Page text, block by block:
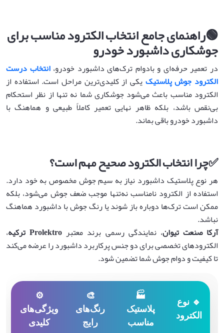
🟢راهنمای جامع انتخاب الکترود مناسب برای
جوشکاری داشبورد خودرو
در تعمیر حرفه‌ای و بادوام ترک‌های داشبورد خودرو،انتخاب درست
الکترود جوش پلاستیکیکی از کلیدی‌ترین مراحل است. استفاده از
الکترود مناسب باعث می‌شود جوشکاری شما نه تنها از نظر استحکام
بی‌نقص باشد، بلکه ظاهر نهایی تعمیر کاملاً طبیعی و هماهنگ با
داشبورد خودرو باقی بماند.
✅چرا انتخاب الکترود صحیح مهم است؟
هر نوع پلاستیک داشبورد نیاز به سیم جوش مخصوص به خود دارد.
استفاده از الکترود نامناسب نه‌تنها موجب ضعف جوش می‌شود، بلکه
ممکن است ترک‌ها دوباره باز شوند یا رنگ جوش با داشبورد هماهنگ
نباشد.
آرکا صنعت تیوان، نمایندگی رسمی برند معتبر Prolektro ترکیه،
الکترودهای تخصصی برای دو جنس پرکاربرد داشبورد را عرضه می‌کند
تا کیفیت و دوام جوش شما تضمین شود.
🔹 نوع
الکترود
🏭
پلاستیک
مناسب
🎨
رنگ‌های
رایج
⚙
ویژگی‌های
کلیدی